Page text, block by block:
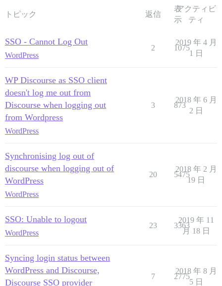
トピック 返信
表
示
アクティビ
ティ
SSO - Cannot Log Out
WordPress
2 1075
2019 年 4 月
1 日
WP Discourse as SSO client
doesn't log me out from
Discourse when logging out
from Wordpress
WordPress
3 873
2018 年 6 月
2 日
Synchronising log out of
discourse when logging out of
WordPress
WordPress
20 5475
2018 年 2 月
19 日
SSO: Unable to logout
WordPress
23 3363
2019 年 11
月 18 日
Syncing login status between
WordPress and Discourse,
Discourse SSO provider
7 2775
2018 年 8 月
5 日